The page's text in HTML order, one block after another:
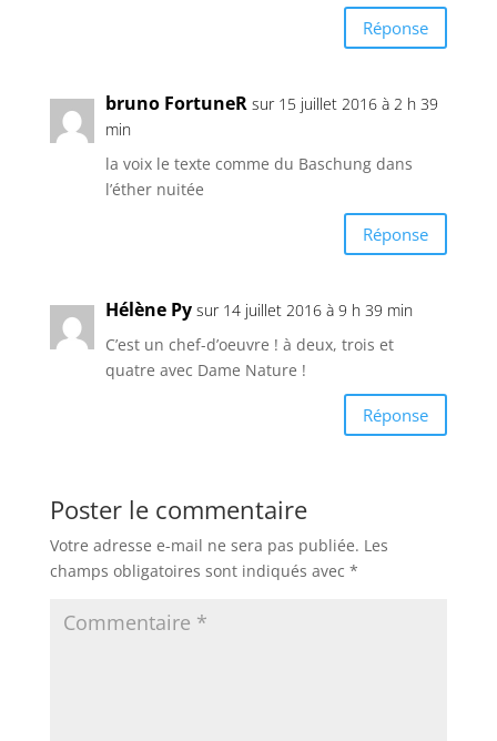
Réponse
bruno FortuneR sur 15 juillet 2016 à 2 h 39
min
la voix le texte comme du Baschung dans
l’éther nuitée
Réponse
Hélène Py sur 14 juillet 2016 à 9 h 39 min
C’est un chef-d’oeuvre ! à deux, trois et
quatre avec Dame Nature !
Réponse
Poster le commentaire
Votre adresse e-mail ne sera pas publiée. Les
champs obligatoires sont indiqués avec *